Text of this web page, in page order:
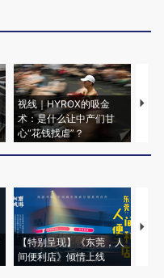
视线｜HYROX的吸金
术：是什么让中产们甘
心“花钱找虐”？
马
粒
【特别呈现】《东莞，人
间便利店》倾情上线
【推
会